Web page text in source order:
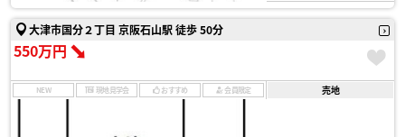
大津市国分２丁目 京阪石山駅 徒歩 50分
550万円
NEW 現地見学会 おすすめ 会員限定 売地